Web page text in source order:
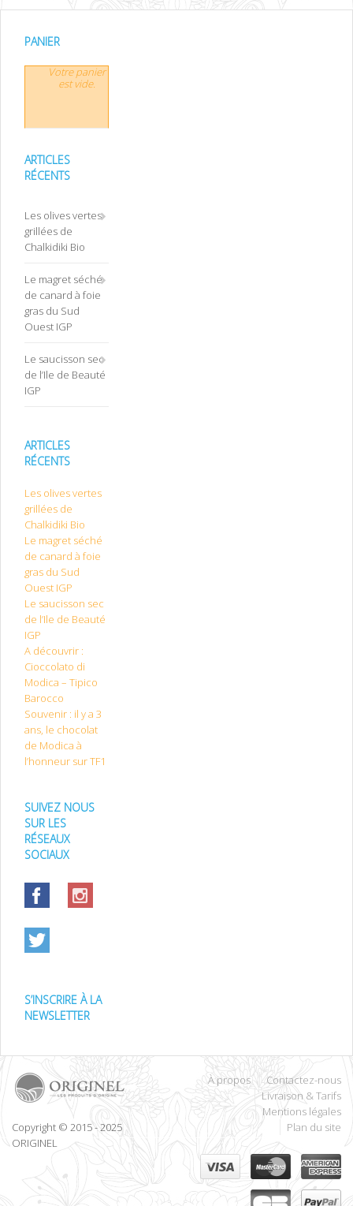
PANIER
Votre panier
est vide.
ARTICLES
RÉCENTS
Les olives vertes
grillées de
Chalkidiki Bio
Le magret séché
de canard à foie
gras du Sud
Ouest IGP
Le saucisson sec
de l’Ile de Beauté
IGP
ARTICLES
RÉCENTS
Les olives vertes
grillées de
Chalkidiki Bio
Le magret séché
de canard à foie
gras du Sud
Ouest IGP
Le saucisson sec
de l’Ile de Beauté
IGP
A découvrir :
Cioccolato di
Modica – Tipico
Barocco
Souvenir : il y a 3
ans, le chocolat
de Modica à
l’honneur sur TF1
SUIVEZ NOUS
SUR LES
RÉSEAUX
SOCIAUX
S’INSCRIRE À LA
NEWSLETTER
Copyright © 2015 - 2025
ORIGINEL
À propos
Contactez-nous
Livraison & Tarifs
Mentions légales
Plan du site